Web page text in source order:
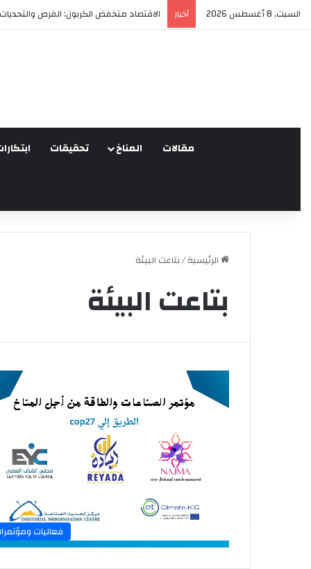
السبت, 8 أغسطس 2026 أخبار العدالة البيئية في المغرب: نحو نموذج
مقالات المناخ تحقيقات
الرئيسية/بتاعت البيئة
بتاعت البيئة
فعاليات